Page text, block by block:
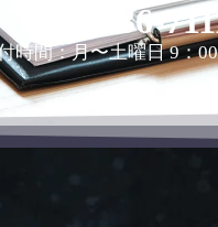
0463-36-
時間：月〜土曜日 9：